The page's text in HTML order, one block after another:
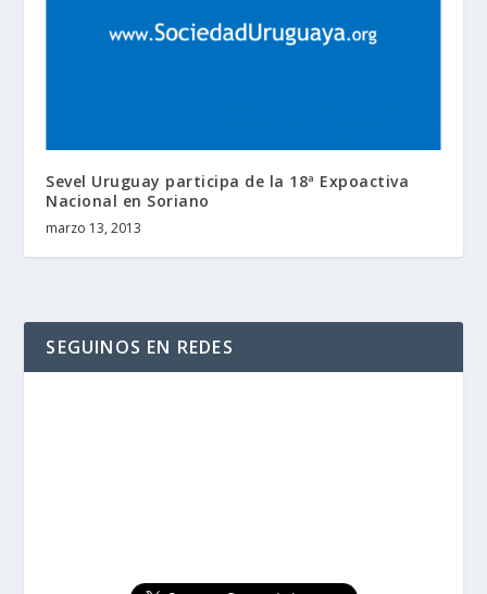
Sevel Uruguay participa de la 18ª Expoactiva
Nacional en Soriano
marzo 13, 2013
SEGUINOS EN REDES